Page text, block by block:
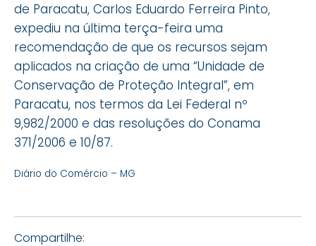
de Paracatu, Carlos Eduardo Ferreira Pinto,
expediu na última terça-feira uma
recomendação de que os recursos sejam
aplicados na criação de uma “Unidade de
Conservação de Proteção Integral”, em
Paracatu, nos termos da Lei Federal nº
9,982/2000 e das resoluções do Conama
371/2006 e 10/87.
Diário do Comércio – MG
Compartilhe: